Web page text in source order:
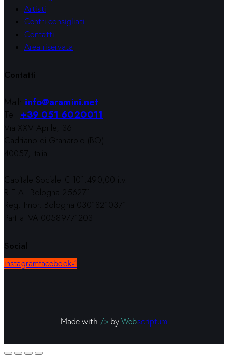
Artisti
Centri consigliati
Contatti
Area riservata
Contatti
Mail:info@aramini.net
Tel:+39 051 6020011
Via XXV Aprile, 36
Cadriano di Granarolo (BO)
40057, Italia
Capitale Sociale € 101.490,00 i.v.
R.E.A. Bologna 256271
Reg. Impr. Bologna 03018210371
Partita IVA 00589771203
Social
instagramfacebook-1
Made with />byWebscriptum